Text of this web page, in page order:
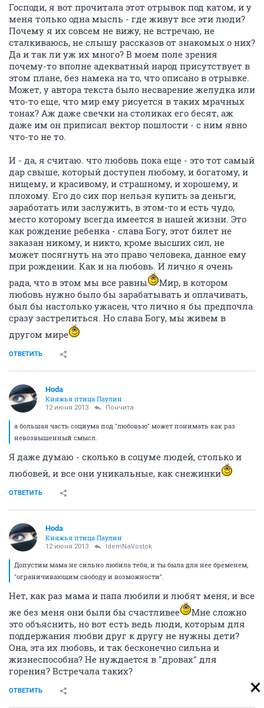
Господи, я вот прочитала этот отрывок под катом, и у
меня только одна мысль - где живут все эти люди?
Почему я их совсем не вижу, не встречаю, не
сталкиваюсь, не слышу рассказов от знакомых о них?
Да и так ли уж их много? В моем поле зрения
почему-то вполне адекватный народ присутствует в
этом плане, без намека на то, что описано в отрывке.
Может, у автора текста было несварение желудка или
что-то еще, что мир ему рисуется в таких мрачных
тонах? Аж даже свечки на столиках его бесят, аж
даже им он приписал вектор пошлости - с ним явно
что-то не то.
И - да, я считаю. что любовь пока еще - это тот самый
дар свыше, который доступен любому, и богатому, и
нищему, и красивому, и страшному, и хорошему, и
плохому. Его до сих пор нельзя купить за деньги,
заработать или заслужить, в этом-то и есть чудо,
место которому всегда имеется в нашей жизни. Это
как рождение ребенка - слава Богу, этот билет не
заказан никому, и никто, кроме высших сил, не
может посягнуть на это право человека, данное ему
при рождении. Как и на любовь. И лично я очень
рада, что в этом мы все равны
Мир, в котором
любовь нужно было бы зарабатывать и оплачивать,
был бы настолько ужасен, что лично я бы предпочла
сразу застрелиться. Но слава Богу, мы живем в
другом мире
ОТВЕТИТЬ
Hoda
Княжья птица Паулин
12 июня 2013 Пончита
а большая часть социума под "любовью" может понимать как раз
невозвышенный смысл.
Я даже думаю - сколько в соцуме людей, столько и
любовей, и все они уникальные, как снежинки
ОТВЕТИТЬ
Hoda
Княжья птица Паулин
12 июня 2013 IdemNaVostok
Допустим мама не сильно любила тебя, и ты была для нее бременем,
"ограничивающим свободу и возможности".
Нет, как раз мама и папа любили и любят меня, и все
же без меня они были бы счастливее
Мне сложно
это объяснить, но вот есть ведь люди, которым для
поддержания любви друг к другу не нужны дети?
Она, эта их любовь, и так бесконечно сильна и
жизнеспособна? Не нуждается в "дровах" для
горения? Встречала таких?
ОТВЕТИТЬ